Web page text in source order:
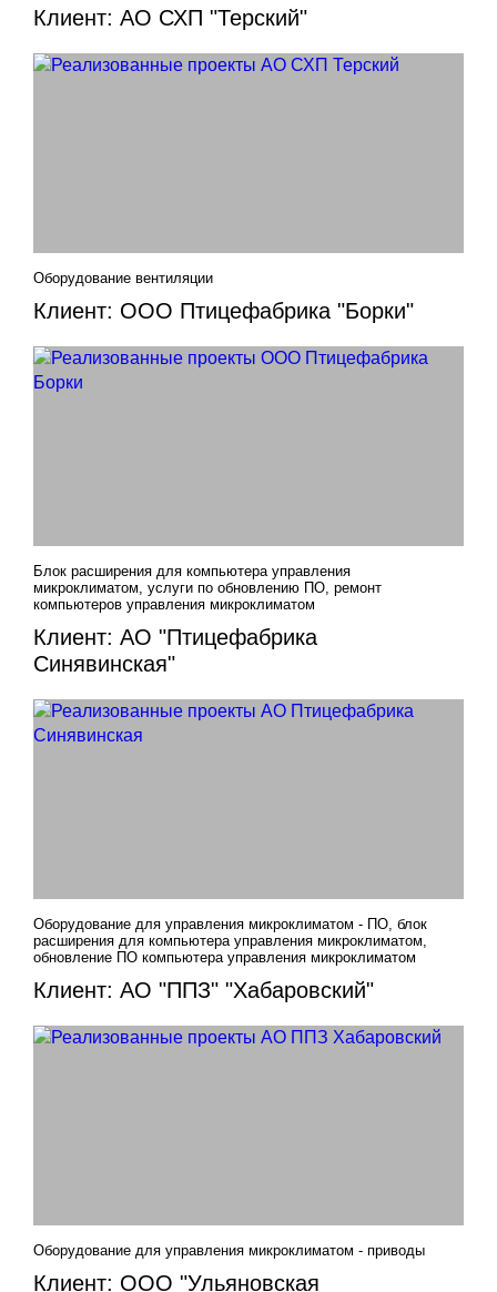
Клиент: АО СХП "Терский"
Клиент: ООО Птицефабрика "Борки"
Оборудование вентиляции
Клиент: АО "Птицефабрика
Синявинская"
Блок расширения для компьютера управления
микроклиматом, услуги по обновлению ПО, ремонт
компьютеров управления микроклиматом
Клиент: АО "ППЗ" "Хабаровский"
Оборудование для управления микроклиматом - ПО, блок
расширения для компьютера управления микроклиматом,
обновление ПО компьютера управления микроклиматом
Клиент: ООО "Ульяновская
Оборудование для управления микроклиматом - приводы